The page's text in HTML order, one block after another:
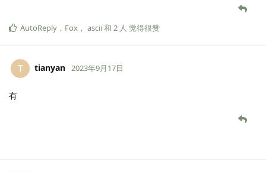
AutoReply ， Fox ， ascii和 2 人 觉得很赞
T tianyan 2023年9月17日
有